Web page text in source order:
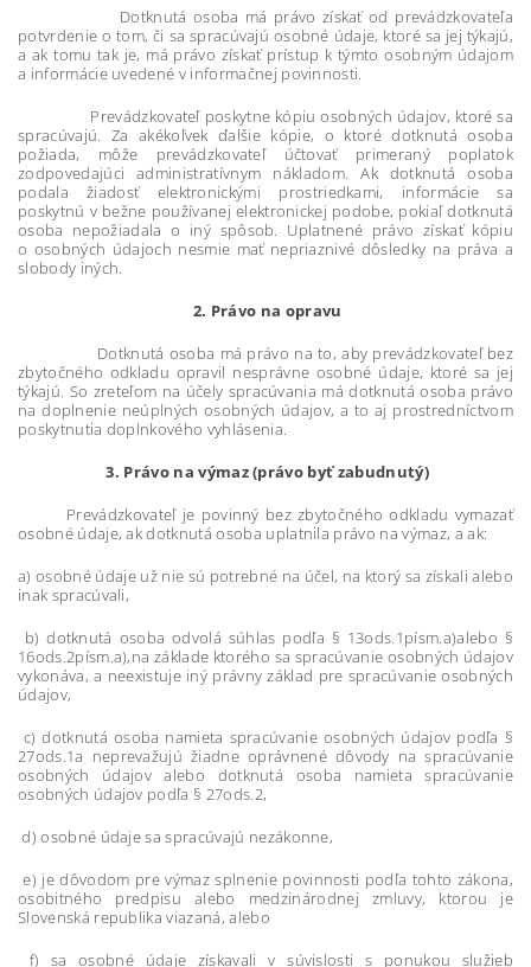
Dotknutá osoba má právo získať od prevádzkovateľa
potvrdenie o tom, či sa spracúvajú osobné údaje, ktoré sa jej týkajú,
a ak tomu tak je, má právo získať prístup k týmto osobným údajom
a informácie uvedené v informačnej povinnosti.
Prevádzkovateľ poskytne kópiu osobných údajov, ktoré sa
spracúvajú. Za akékoľvek ďalšie kópie, o ktoré dotknutá osoba
požiada, môže prevádzkovateľ účtovať primeraný poplatok
zodpovedajúci administratívnym nákladom. Ak dotknutá osoba
podala žiadosť elektronickými prostriedkami, informácie sa
poskytnú v bežne používanej elektronickej podobe, pokiaľ dotknutá
osoba nepožiadala o iný spôsob. Uplatnené právo získať kópiu
o osobných údajoch nesmie mať nepriaznivé dôsledky na práva a
slobody iných.
2. Právo na opravu
Dotknutá osoba má právo na to, aby prevádzkovateľ bez
zbytočného odkladu opravil nesprávne osobné údaje, ktoré sa jej
týkajú. So zreteľom na účely spracúvania má dotknutá osoba právo
na doplnenie neúplných osobných údajov, a to aj prostredníctvom
poskytnutia doplnkového vyhlásenia.
3. Právo na výmaz (právo byť zabudnutý)
Prevádzkovateľ je povinný bez zbytočného odkladu vymazať
osobné údaje, ak dotknutá osoba uplatnila právo na výmaz, a ak:
a) osobné údaje už nie sú potrebné na účel, na ktorý sa získali alebo
inak spracúvali,
b) dotknutá osoba odvolá súhlas podľa § 13ods.1písm.a)alebo §
16ods.2písm.a),na základe ktorého sa spracúvanie osobných údajov
vykonáva, a neexistuje iný právny základ pre spracúvanie osobných
údajov,
c) dotknutá osoba namieta spracúvanie osobných údajov podľa §
27ods.1a neprevažujú žiadne oprávnené dôvody na spracúvanie
osobných údajov alebo dotknutá osoba namieta spracúvanie
osobných údajov podľa § 27ods.2,
d) osobné údaje sa spracúvajú nezákonne,
e) je dôvodom pre výmaz splnenie povinnosti podľa tohto zákona,
osobitného predpisu alebo medzinárodnej zmluvy, ktorou je
Slovenská republika viazaná, alebo
f) sa osobné údaje získavali v súvislosti s ponukou služieb